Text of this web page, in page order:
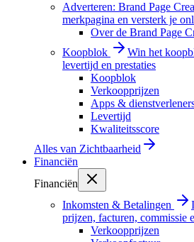
Adverteren: Brand Page
merkpagina en versterk je
Over de Brand Page
Koopblok
Win het
levertijd en prestaties
Koopblok
Verkoopprijzen
Apps &
Levertijd
Kwaliteitsscore
Alles van Zichtbaarheid
Financiën
Financiën
Inkomsten & Betalingen
prijzen, facturen, commissie
Verkoopprijzen